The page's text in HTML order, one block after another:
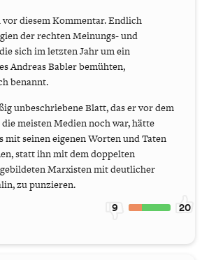
diesem Kommentar. Endlich
der rechten Meinungs- und
sich im letzten Jahr um ein
Andreas Babler bemühten,
benannt.
unbeschriebene Blatt, das er vor dem
meisten Medien noch war, hätte
mit seinen eigenen Worten und Taten
statt ihn mit dem doppelten
Marxisten mit deutlicher
zu punzieren.
9 20